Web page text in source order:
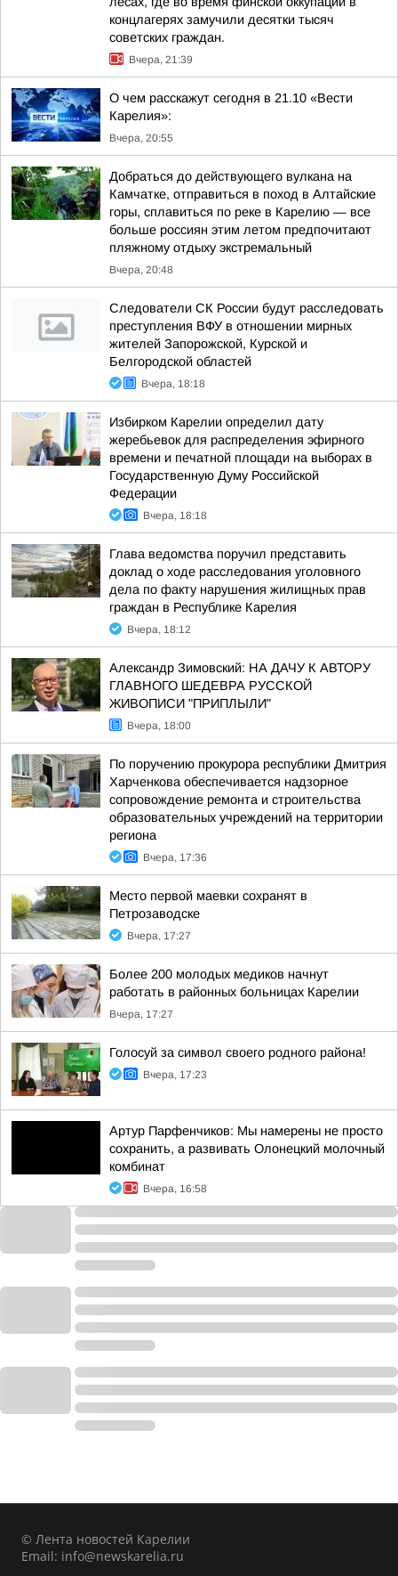
концлагерях замучили десятки тысяч
советских граждан.
Вчера, 21:39
О чем расскажут сегодня в 21.10 «Вести
Карелия»:
Вчера, 20:55
Добраться до действующего вулкана на
Камчатке, отправиться в поход в Алтайские
горы, сплавиться по реке в Карелию — все
больше россиян этим летом предпочитают
пляжному отдыху экстремальный
Вчера, 20:48
Следователи СК России будут расследовать
преступления ВФУ в отношении мирных
жителей Запорожской, Курской и
Белгородской областей
Вчера, 18:18
Избирком Карелии определил дату
жеребьевок для распределения эфирного
времени и печатной площади на выборах в
Государственную Думу Российской
Федерации
Вчера, 18:18
Глава ведомства поручил представить
доклад о ходе расследования уголовного
дела по факту нарушения жилищных прав
граждан в Республике Карелия
Вчера, 18:12
Александр Зимовский: НА ДАЧУ К АВТОРУ
ГЛАВНОГО ШЕДЕВРА РУССКОЙ
ЖИВОПИСИ "ПРИПЛЫЛИ"
Вчера, 18:00
По поручению прокурора республики Дмитрия
Харченкова обеспечивается надзорное
сопровождение ремонта и строительства
образовательных учреждений на территории
региона
Вчера, 17:36
Место первой маевки сохранят в
Петрозаводске
Вчера, 17:27
Более 200 молодых медиков начнут
работать в районных больницах Карелии
Вчера, 17:27
Голосуй за символ своего родного района!
Вчера, 17:23
Артур Парфенчиков: Мы намерены не просто
сохранить, а развивать Олонецкий молочный
комбинат
Вчера, 16:58
© Лента новостей Карелии
Email: info@newskarelia.ru